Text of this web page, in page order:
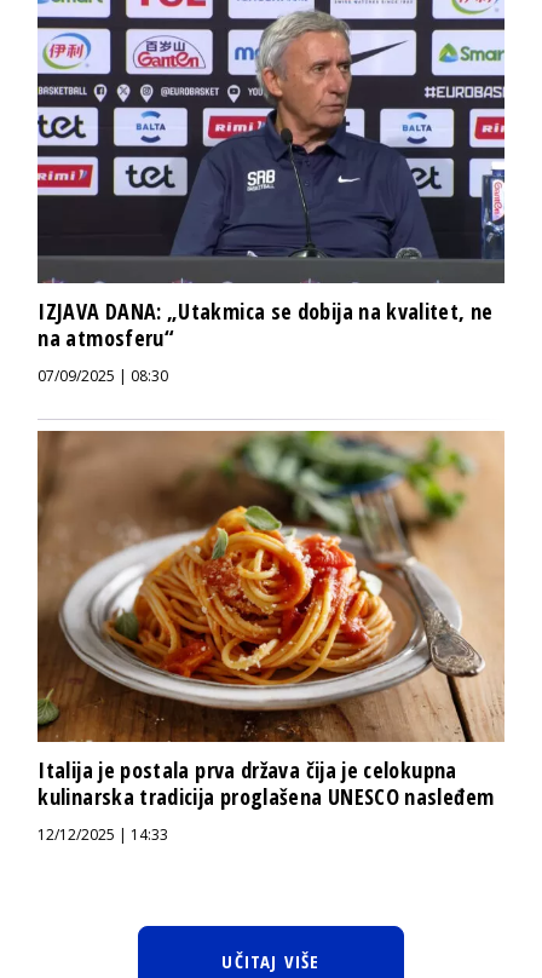
IZJAVA DANA: „Utakmica se dobija na kvalitet, ne
na atmosferu“
07/09/2025 | 08:30
Italija je postala prva država čija je celokupna
kulinarska tradicija proglašena UNESCO nasleđem
12/12/2025 | 14:33
UČITAJ VIŠE